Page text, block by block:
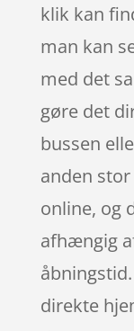
klik kan
man kan
med det
gøre det
bussen
anden
online, og
afhængig
direkte